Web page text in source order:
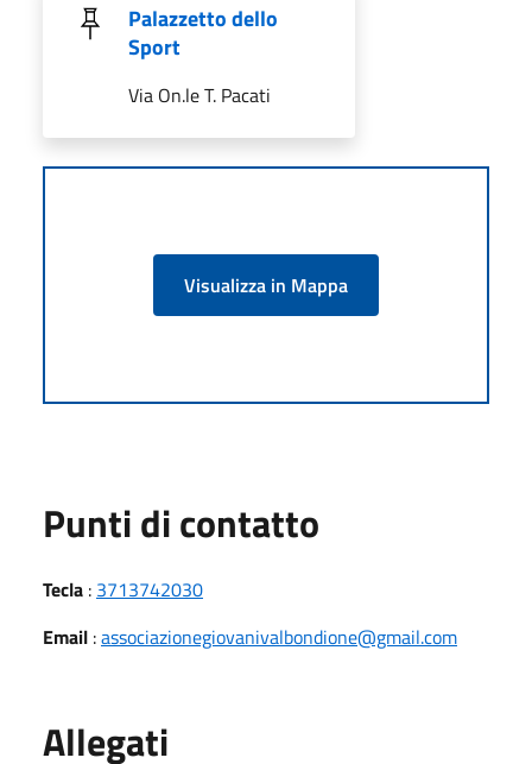
Palazzetto dello
Sport
Via On.le T. Pacati
Visualizza in Mappa
Punti di contatto
Tecla : 3713742030
Email :associazionegiovanivalbondione@gmail.com
Allegati